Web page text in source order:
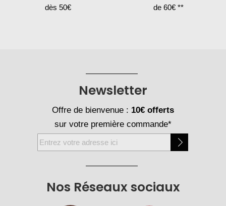
dès 50€
de 60€ **
Nos Réseaux sociaux
Newsletter
Offre de bienvenue : 10€ offerts
sur votre première commande*
Inscription
à